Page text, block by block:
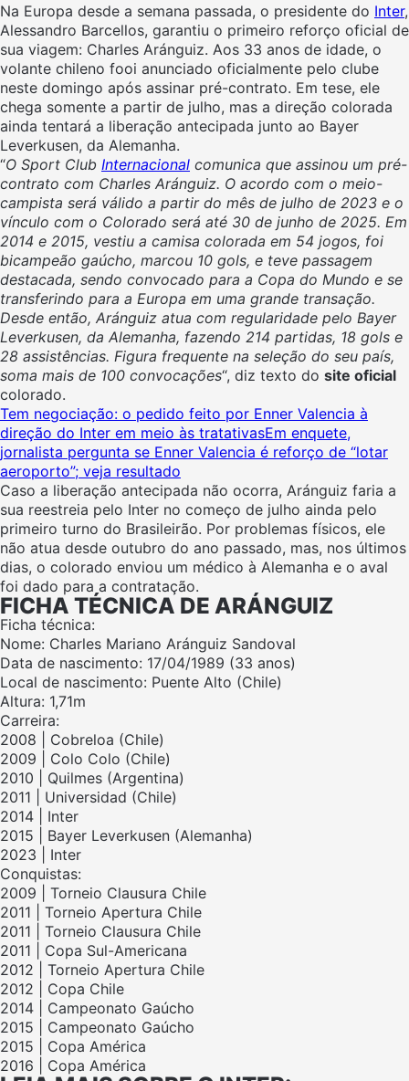
Na Europa desde a semana passada, o presidente do Inter,
Alessandro Barcellos, garantiu o primeiro reforço oficial de
sua viagem: Charles Aránguiz. Aos 33 anos de idade, o
volante chileno fooi anunciado oficialmente pelo clube
neste domingo após assinar pré-contrato. Em tese, ele
chega somente a partir de julho, mas a direção colorada
ainda tentará a liberação antecipada junto ao Bayer
Leverkusen, da Alemanha.
“O Sport Club Internacional comunica que assinou um pré-
contrato com Charles Aránguiz. O acordo com o meio-
campista será válido a partir do mês de julho de 2023 e o
vínculo com o Colorado será até 30 de junho de 2025. Em
2014 e 2015, vestiu a camisa colorada em 54 jogos, foi
bicampeão gaúcho, marcou 10 gols, e teve passagem
destacada, sendo convocado para a Copa do Mundo e se
transferindo para a Europa em uma grande transação.
Desde então, Aránguiz atua com regularidade pelo Bayer
Leverkusen, da Alemanha, fazendo 214 partidas, 18 gols e
28 assistências. Figura frequente na seleção do seu país,
soma mais de 100 convocações“, diz texto do site oficial
colorado.
Tem negociação: o pedido feito por Enner Valencia à
direção do Inter em meio às tratativasEm enquete,
jornalista pergunta se Enner Valencia é reforço de “lotar
aeroporto”; veja resultado
Caso a liberação antecipada não ocorra, Aránguiz faria a
sua reestreia pelo Inter no começo de julho ainda pelo
primeiro turno do Brasileirão. Por problemas físicos, ele
não atua desde outubro do ano passado, mas, nos últimos
dias, o colorado enviou um médico à Alemanha e o aval
foi dado para a contratação.
FICHA TÉCNICA DE ARÁNGUIZ
Ficha técnica:
Nome: Charles Mariano Aránguiz Sandoval
Data de nascimento: 17/04/1989 (33 anos)
Local de nascimento: Puente Alto (Chile)
Altura: 1,71m
Carreira:
2008 | Cobreloa (Chile)
2009 | Colo Colo (Chile)
2010 | Quilmes (Argentina)
2011 | Universidad (Chile)
2014 | Inter
2015 | Bayer Leverkusen (Alemanha)
2023 | Inter
Conquistas:
2009 | Torneio Clausura Chile
2011 | Torneio Apertura Chile
2011 | Torneio Clausura Chile
2011 | Copa Sul-Americana
2012 | Torneio Apertura Chile
2012 | Copa Chile
2014 | Campeonato Gaúcho
2015 | Campeonato Gaúcho
2015 | Copa América
2016 | Copa América